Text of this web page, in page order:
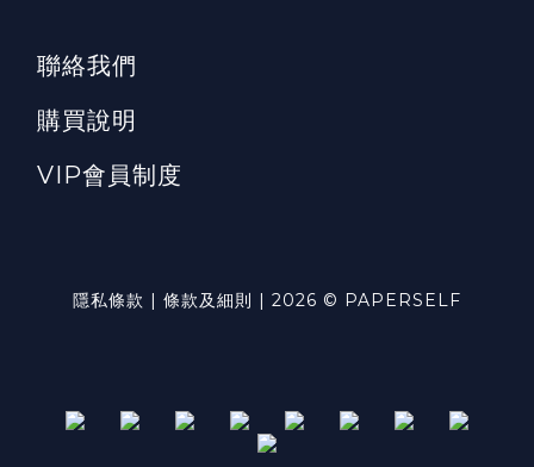
聯絡我們
購買說明
VIP會員制度
隱私條款 | 條款及細則 | 2026 © PAPERSELF